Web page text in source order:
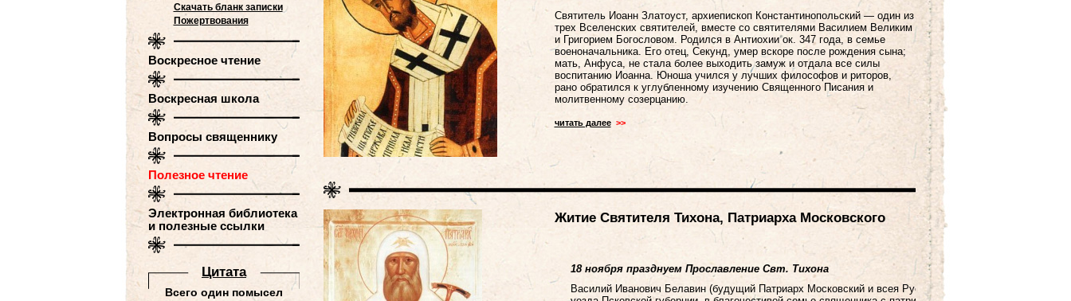
Скачать бланк записки
Пожертвования
Воскресное чтение
Воскресная школа
Вопросы священнику
Полезное чтение
Электронная библиотека
и полезные ссылки
Цитатa
Всего один помысел
Святитель Иоанн Златоуст, архиепископ Константинопольский — один из
трех Вселенских святителей, вместе со святителями Василием Великим
и Григорием Богословом. Родился в Антиохии ок. 347 года, в семье
военоначальника. Его отец, Секунд, умер вскоре после рождения сына;
мать, Анфуса, не стала более выходить замуж и отдала все силы
воспитанию Иоанна. Юноша учился у лучших философов и риторов,
рано обратился к углубленному изучению Священного Писания и
молитвенному созерцанию.
читать далее>>
Житие Святителя Тихона, Патриарха Московского
18 ноября празднуем Прославление Свт. Тихона
Василий Иванович Белавин (будущий Патриарх Московский и всея Руси) родился 19 января 1865